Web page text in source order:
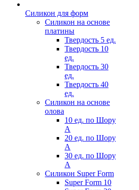
Силикон для форм
Силикон на основе
платины
Твердость 5 ед.
Твердость 10
ед.
Твердость 30
ед.
Твердость 40
ед.
Силикон на основе
олова
10 ед. по Шору
А
20 ед. по Шору
А
30 ед. по Шору
А
Силикон Super Form
Super Form 10